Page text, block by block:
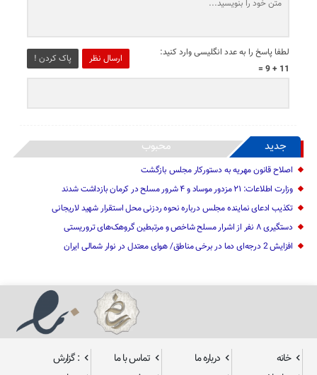
ارسال نظر پاک کردن !
لطفا پاسخ را به عدد انگلیسی وارد کنید:
11 + 9 =
جدید محبوب
اصلاح قانون مهریه به دستورکار مجلس بازگشت
وزارت اطلاعات: ۲۱ مزدور موساد و ۴ شرور مسلح در کرمان بازداشت شدند
تکذیب ادعای نماینده مجلس درباره نحوه ردزنی محل استقرار شهید لاریجانی
دستگیری ۸ نفر از اشرار مسلح شاخص و مرتبطین گروهک‌های تروریستی
افزایش 2 درجه‌ای دما در برخی مناطق/ هوای معتدل در نوار شمالی ایران
خانه درباره ما تماس با ما
: گزارش